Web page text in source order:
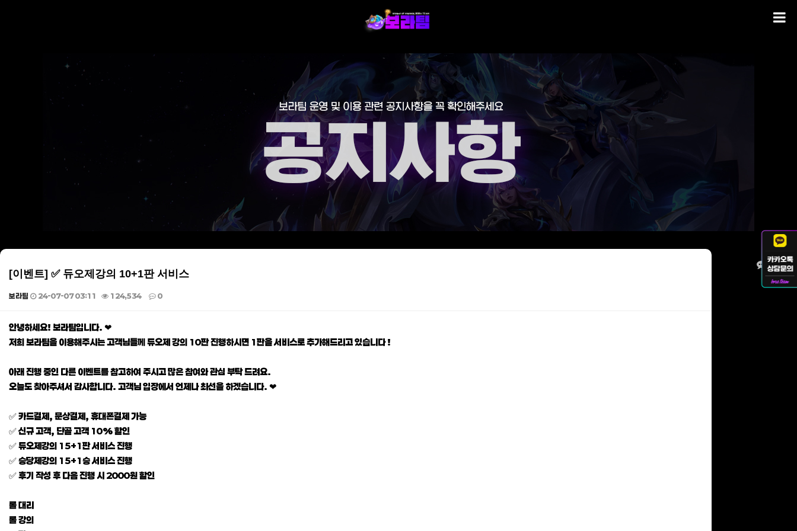
[이벤트] ✅ 듀오제강의 10+1판 서비스
보라팀 24-07-07 03:11 124,534 0
본문
안녕하세요! 보라팀입니다. ❤
저희 보라팀을 이용해주시는 고객님들께 듀오제 강의 10판 진행하시면 1판을 서비스로 추가해드리고 있습니다 !
아래 진행 중인 다른 이벤트를 참고하여 주시고 많은 참여와 관심 부탁 드려요.
오늘도 찾아주셔서 감사합니다. 고객님 입장에서 언제나 최선을 하겠습니다. ❤
✅ 카드결제, 문상결제, 휴대폰결제 가능
✅ 신규 고객, 단골 고객 10% 할인
✅ 듀오제강의 15+1판 서비스 진행
✅ 승당제강의 15+1승 서비스 진행
✅ 후기 작성 후 다음 진행 시 2000원 할인
롤 대리
롤 강의